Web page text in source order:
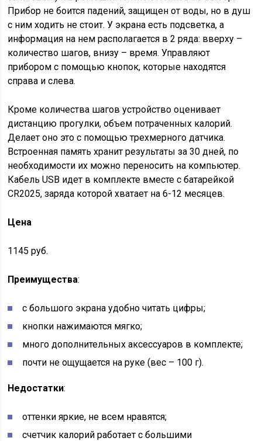
Прибор не боится падений, защищен от воды, но в душ
с ним ходить не стоит. У экрана есть подсветка, а
информация на нем располагается в 2 ряда: вверху –
количество шагов, внизу – время. Управляют
прибором с помощью кнопок, которые находятся
справа и слева.
Кроме количества шагов устройство оценивает
дистанцию прогулки, объем потраченных калорий.
Делает оно это с помощью трехмерного датчика.
Встроенная память хранит результаты за 30 дней, по
необходимости их можно переносить на компьютер.
Кабель USB идет в комплекте вместе с батарейкой
CR2025, заряда которой хватает на 6-12 месяцев.
Цена
1145 руб.
Преимущества:
с большого экрана удобно читать цифры;
кнопки нажимаются мягко;
много дополнительных аксессуаров в комплекте;
почти не ощущается на руке (вес – 100 г).
Недостатки:
оттенки яркие, не всем нравятся;
счетчик калорий работает с большими